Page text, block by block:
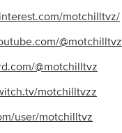
motchilltvz/
@motchilltvz
@motchilltvz
motchilltvzz
user/motchilltvz